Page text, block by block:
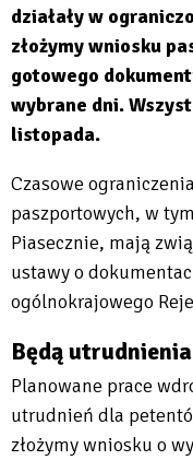
działały w
złożymy wniosku
gotowego
wybrane dni.
listopada.
Czasowe
paszportowych, w
Piasecznie, mają
ustawy o
ogólnokrajowego
Będą utrudnienia
Planowane prace
utrudnień dla
złożymy wniosku o